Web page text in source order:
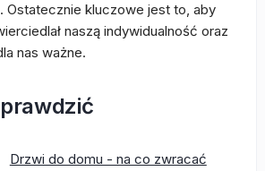
Ostatecznie kluczowe jest to, aby
naszą indywidualność oraz
nas ważne.
Drzwi do domu - na co zwracać